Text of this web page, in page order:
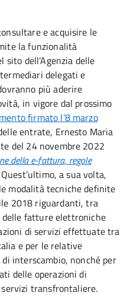
e acquisire le
la funzionalità
sito dell’Agenzia delle
delegati e
più aderire
in vigore dal prossimo
firmato l’8 marzo
entrate, Ernesto Maria
del 24 novembre 2022
della e-fattura, regole
Quest’ultimo, a sua volta,
modalità tecniche definite
2018 riguardanti, tra
delle fatture elettroniche
di servizi effettuate tra
e per le relative
interscambio, nonché per
delle operazioni di
transfrontaliere.